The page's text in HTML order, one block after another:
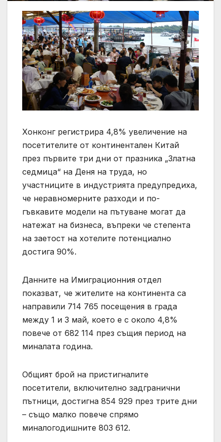
Хонконг регистрира 4,8% увеличение на
посетителите от континентален Китай
през първите три дни от празника „Златна
седмица“ на Деня на труда, но
участниците в индустрията предупредиха,
че неравномерните разходи и по-
гъвкавите модели на пътуване могат да
натежат на бизнеса, въпреки че степента
на заетост на хотелите потенциално
достига 90%.
Данните на Имиграционния отдел
показват, че жителите на континента са
направили 714 765 посещения в града
между 1 и 3 май, което е с около 4,8%
повече от 682 114 през същия период на
миналата година.
Общият брой на пристигналите
посетители, включително задгранични
пътници, достигна 854 929 през трите дни
– също малко повече спрямо
миналогодишните 803 612.